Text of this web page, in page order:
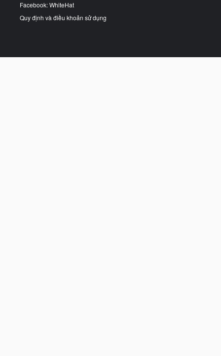
Facebook: WhiteHat
Quy định và điều khoản sử dụng